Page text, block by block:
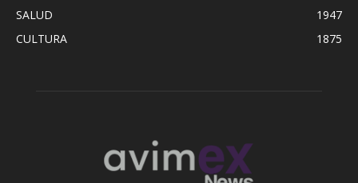
SALUD
1947
CULTURA
1875